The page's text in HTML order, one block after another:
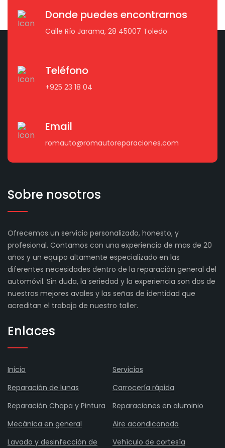
Donde puedes encontrarnos
Calle Río Jarama, 28 45007 Toledo
Teléfono
+925 23 18 04
Email
romauto@romautoreparaciones.com
Sobre nosotros
Ofrecemos un servicio personalizado, honesto, y
profesional. Contamos con una experiencia de mas de 20
años y un equipo altamente especializado en las
diferentes necesidades dentro de la reparación general del
automóvil. Sin duda, la seriedad y la experiencia son dos de
nuestros mejores avales y las señas de identidad que
acreditan el trabajo de nuestro taller.
Enlaces
Inicio
Servicios
Reparación de lunas
Carrocería rápida
Reparación Chapa y Pintura
Reparaciones en aluminio
Mecánica en general
Aire acondiconado
Lavado y desinfección de
Vehículo de cortesía